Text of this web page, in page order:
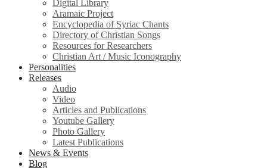
Digital Library
Aramaic Project
Encyclopedia of Syriac Chants
Directory of Christian Songs
Resources for Researchers
Christian Art / Music Iconography
Personalities
Releases
Audio
Video
Articles and Publications
Youtube Gallery
Photo Gallery
Latest Publications
News & Events
Blog